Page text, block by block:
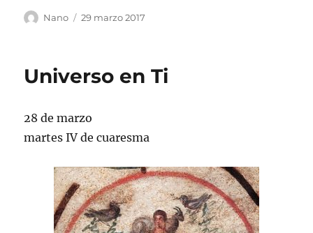
Autor
Nano
Publicado
29 marzo 2017
Universo en Ti
28 de marzo
martes IV de cuaresma